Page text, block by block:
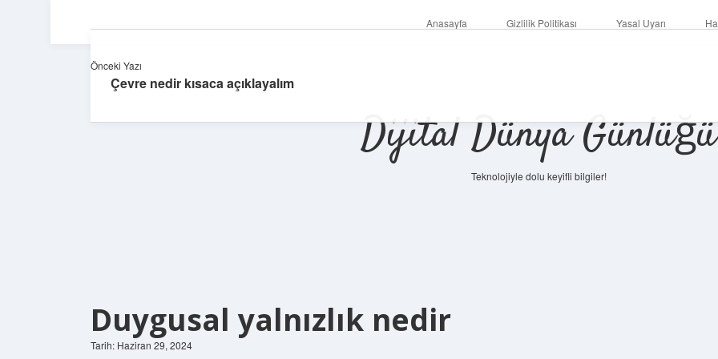
Anasayfa Gizlilik Politikası Yasal Uyarı
Dijital Dünya Günlüğü
Teknolojiyle dolu keyifli bilgiler!
Duygusal yalnızlık nedir
Tarih: Haziran 29, 2024
Önceki Yazı
Çevre nedir kısaca açıklayalım